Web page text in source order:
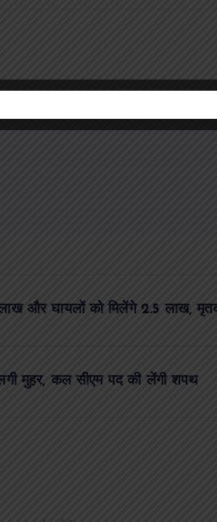
और घायलों को मिलेंगे 2.5 लाख,
मुहर, कल सीएम पद की लेंगी शपथ